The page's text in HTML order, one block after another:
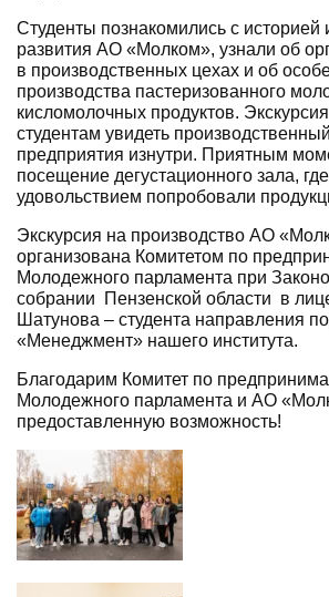
Студенты познакомились с историей
развития АО «Молком», узнали об
в производственных цехах и об
производства пастеризованного
кисломолочных продуктов.
студентам увидеть
предприятия изнутри. Приятным
посещение дегустационного зала,
удовольствием попробовали
Экскурсия на производство АО
организована Комитетом по
Молодежного парламента при
собрании Пензенской области в
Шатунова – студента направления
«Менеджмент» нашего института.
Благодарим Комитет по
Молодежного парламента и АО
предоставленную возможность!